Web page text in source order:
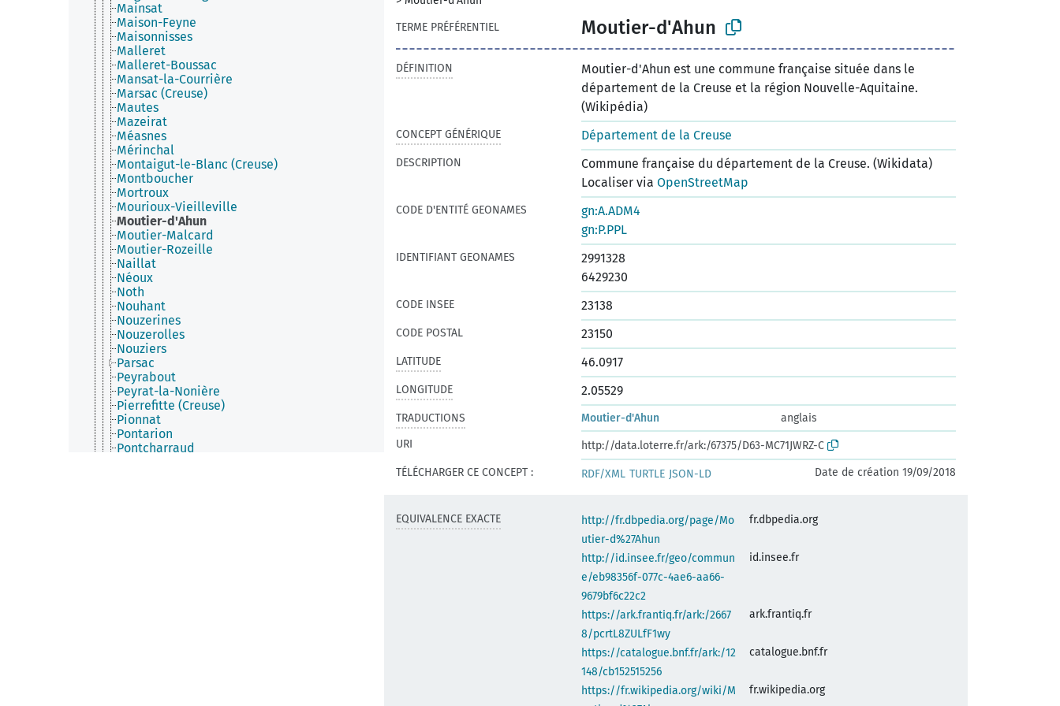
Mainsat
Maison-Feyne
Maisonnisses
Malleret
Malleret-Boussac
Mansat-la-Courrière
Marsac (Creuse)
Mautes
Mazeirat
Méasnes
Mérinchal
Montaigut-le-Blanc (Creuse)
Montboucher
Mortroux
Mourioux-Vieilleville
Moutier-d'Ahun
Moutier-Malcard
Moutier-Rozeille
Naillat
Néoux
Noth
Nouhant
Nouzerines
Nouzerolles
Nouziers
Parsac
Peyrabout
Peyrat-la-Nonière
Pierrefitte (Creuse)
Pionnat
Pontarion
Pontcharraud
TERME PRÉFÉRENTIEL
Moutier-d'Ahun
DÉFINITION
Moutier-d'Ahun est une commune française située dans le
département de la Creuse et la région Nouvelle-Aquitaine.
(Wikipédia)
CONCEPT GÉNÉRIQUE Département de la Creuse
DESCRIPTION
Commune française du département de la Creuse. (Wikidata)
Localiser via OpenStreetMap
CODE D'ENTITÉ GEONAMES
gn:A.ADM4
gn:P.PPL
IDENTIFIANT GEONAMES
2991328
6429230
CODE INSEE 23138
CODE POSTAL 23150
LATITUDE 46.0917
LONGITUDE 2.05529
TRADUCTIONS Moutier-d'Ahun
anglais
URI
http://data.loterre.fr/ark:/67375/D63-MC71JWRZ-C
TÉLÉCHARGER CE CONCEPT :
RDF/XML TURTLE JSON-LD Date de création 19/09/2018
EQUIVALENCE EXACTE
http://fr.dbpedia.org/page/Mo
utier-d%27Ahun
fr.dbpedia.org
http://id.insee.fr/geo/commun
e/eb98356f-077c-4ae6-aa66-
9679bf6c22c2
id.insee.fr
https://ark.frantiq.fr/ark:/2667
8/pcrtL8ZULfF1wy
ark.frantiq.fr
https://catalogue.bnf.fr/ark:/12
148/cb152515256
catalogue.bnf.fr
https://fr.wikipedia.org/wiki/M
fr.wikipedia.org